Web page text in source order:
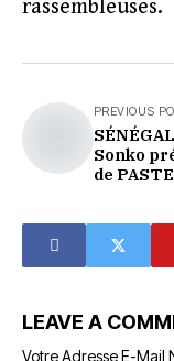
rassembleuses.
PREVIOUS
Sonko
de
LEAVE A
Votre Adresse E-Mail